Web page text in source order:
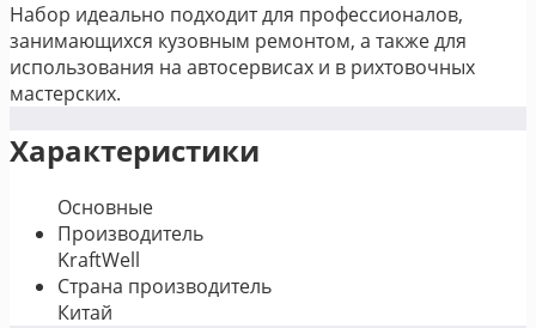
Набор идеально подходит для профессионалов,
занимающихся кузовным ремонтом, а также для
использования на автосервисах и в рихтовочных
мастерских.
Характеристики
Основные
Производитель
KraftWell
Страна производитель
Китай